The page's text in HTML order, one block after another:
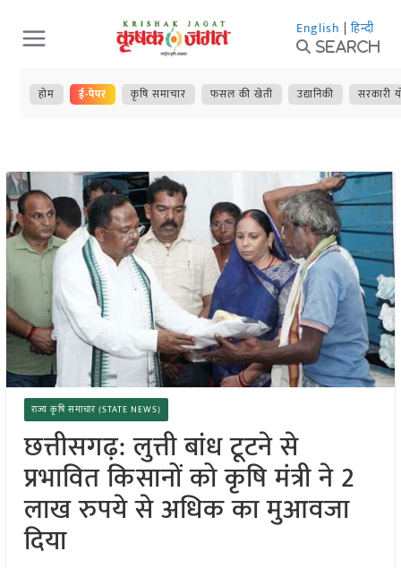
Skip
to
content
English | हिन्दी
Search
होम ई-पेपर कृषि समाचार फसल की खेती उद्यानिकी सरकारी
राज्य कृषि समाचार (STATE NEWS)
छत्तीसगढ़: लुत्ती बांध टूटने से
प्रभावित किसानों को कृषि मंत्री ने 2
लाख रुपये से अधिक का मुआवजा
दिया